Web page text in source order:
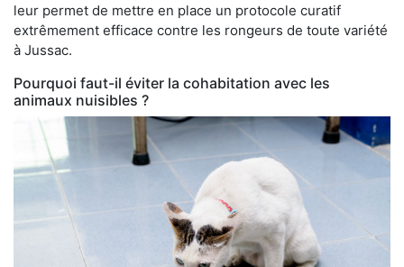
leur permet de mettre en place un protocole curatif
extrêmement efficace contre les rongeurs de toute variété
à Jussac.
Pourquoi faut-il éviter la cohabitation avec les
animaux nuisibles ?